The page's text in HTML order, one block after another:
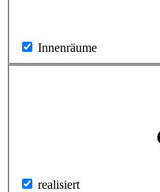
Innenräume
realisiert